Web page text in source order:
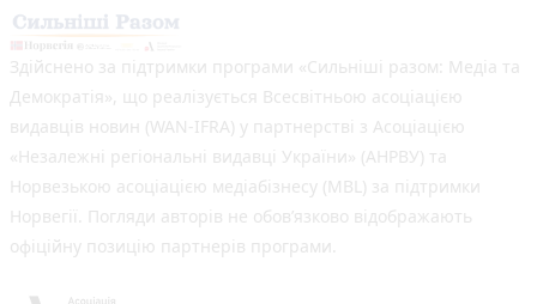
Здійснено за підтримки програми «Сильніші разом: Медіа та
Демократія», що реалізується Всесвітньою асоціацією
видавців новин (WAN-IFRA) у партнерстві з Асоціацією
«Незалежні регіональні видавці України» (АНРВУ) та
Норвезькою асоціацією медіабізнесу (MBL) за підтримки
Норвегії. Погляди авторів не обов’язково відображають
офіційну позицію партнерів програми.